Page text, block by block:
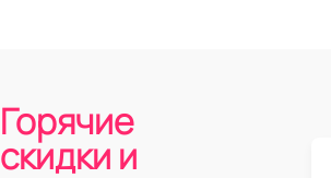
Горячие
скидки и